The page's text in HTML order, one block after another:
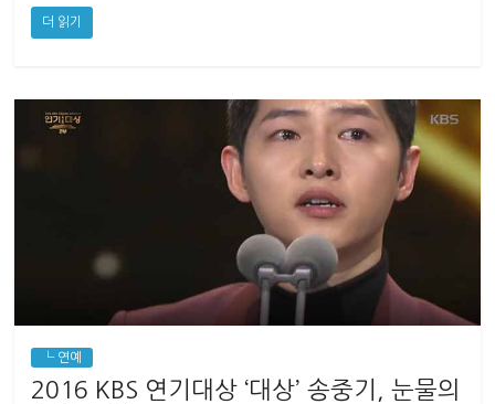
더 읽기
└ 연예
2016 KBS 연기대상 ‘대상’ 송중기, 눈물의